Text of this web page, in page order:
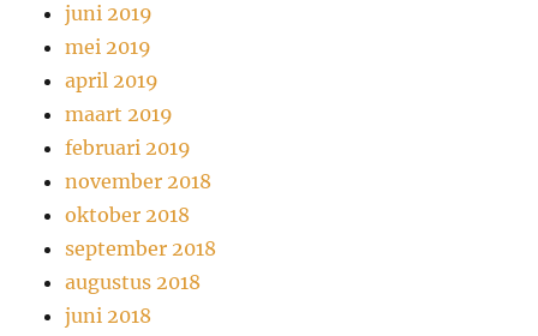
juni 2019
mei 2019
april 2019
maart 2019
februari 2019
november 2018
oktober 2018
september 2018
augustus 2018
juni 2018